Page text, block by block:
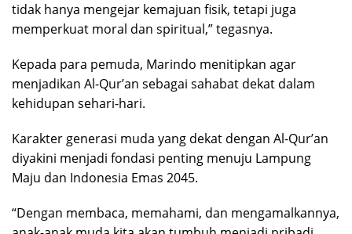
tidak hanya mengejar kemajuan fisik, tetapi juga
memperkuat moral dan spiritual,” tegasnya.
Kepada para pemuda, Marindo menitipkan agar
menjadikan Al-Qur’an sebagai sahabat dekat dalam
kehidupan sehari-hari.
Karakter generasi muda yang dekat dengan Al-Qur’an
diyakini menjadi fondasi penting menuju Lampung
Maju dan Indonesia Emas 2045.
“Dengan membaca, memahami, dan mengamalkannya,